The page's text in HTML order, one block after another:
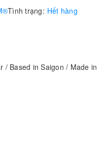
Tình trạng: Hết hàng
/ Based in Saigon / Made in